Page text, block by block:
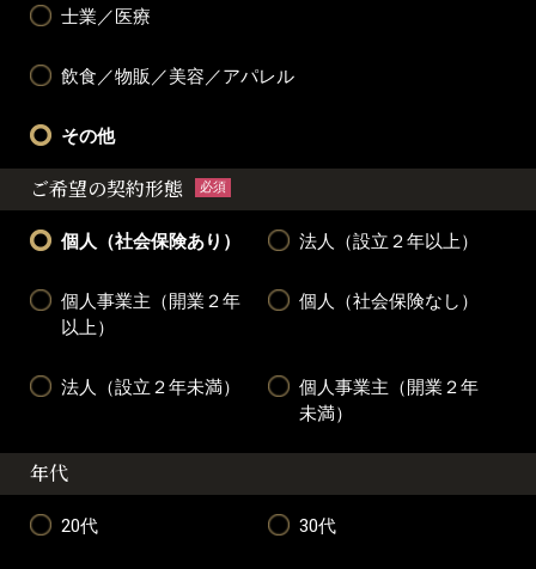
士業／医療
飲食／物販／美容／アパレル
その他
ご希望の契約形態 必須
個人（社会保険あり） 法人（設立２年以上）
個人事業主（開業２年
以上）
個人（社会保険なし）
法人（設立２年未満）
個人事業主（開業２年
未満）
年代
20代 30代